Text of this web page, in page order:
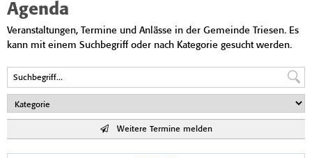
Agenda
Veranstaltungen, Termine und Anlässe in der Gemeinde Triesen. Es
kann mit einem Suchbegriff oder nach Kategorie gesucht werden.
Weitere Termine melden